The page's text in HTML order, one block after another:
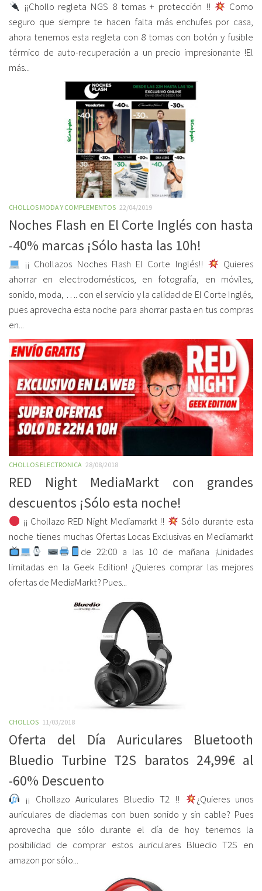
¡¡Chollo regleta NGS 8 tomas + protección !!
Como
seguro que siempre te hacen falta más enchufes por casa,
ahora tenemos esta regleta con 8 tomas con botón y fusible
térmico de auto-recuperación a un precio impresionante !El
más...
CHOLLOS MODA Y COMPLEMENTOS 22/04/2019
Noches Flash en El Corte Inglés con hasta
-40% marcas ¡Sólo hasta las 10h!
¡¡ Chollazos Noches Flash El Corte Inglés!!
Quieres
ahorrar en electrodomésticos, en fotografía, en móviles,
sonido, moda, …. con el servicio y la calidad de El Corte Inglés,
pues aprovecha esta noche para ahorrar pasta en tus compras
en...
CHOLLOS ELECTRONICA 28/08/2018
RED Night MediaMarkt con grandes
descuentos ¡Sólo esta noche!
¡¡ Chollazo RED Night Mediamarkt !!
Sólo durante esta
noche tienes muchas Ofertas Locas Exclusivas en Mediamarkt
de 22:00 a las 10 de mañana ¡Unidades
limitadas en la Geek Edition! ¿Quieres comprar las mejores
ofertas de MediaMarkt? Pues...
CHOLLOS 11/03/2018
Oferta del Día Auriculares Bluetooth
Bluedio Turbine T2S baratos 24,99€ al
-60% Descuento
¡¡ Chollazo Auriculares Bluedio T2 !!
¿Quieres unos
auriculares de diademas con buen sonido y sin cable? Pues
aprovecha que sólo durante el día de hoy tenemos la
posibilidad de comprar estos auriculares Bluedio T2S en
amazon por sólo...